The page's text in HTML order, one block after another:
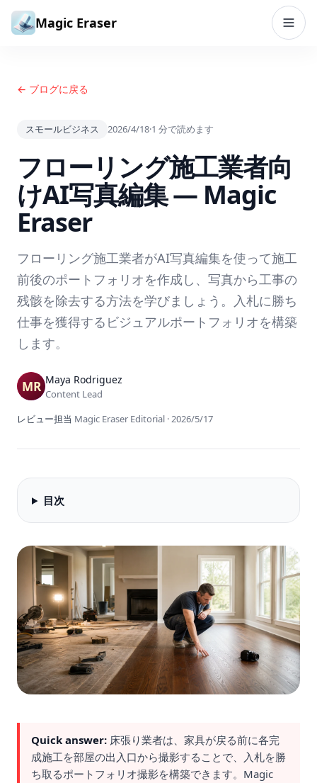
コンテンツへスキップ
Magic Eraser
← ブログに戻る
スモールビジネス 2026/4/18·1 分で読めます
フローリング施工業者向
けAI写真編集 — Magic
Eraser
フローリング施工業者がAI写真編集を使って施工
前後のポートフォリオを作成し、写真から工事の
残骸を除去する方法を学びましょう。入札に勝ち
仕事を獲得するビジュアルポートフォリオを構築
します。
Maya Rodriguez
Content Lead
レビュー担当 Magic Eraser Editorial ·2026/5/17
目次
Quick answer: 床張り業者は、家具が戻る前に各完
成施工を部屋の出入口から撮影することで、入札を勝
ち取るポートフォリオ撮影を構築できます。Magic